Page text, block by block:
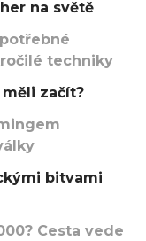
na světě
techniky
měli začít?
bitvami
Cesta vede